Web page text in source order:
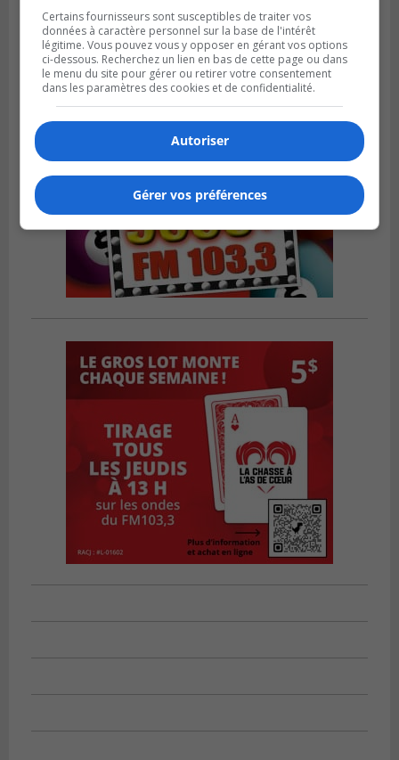
transport adapté
Certains fournisseurs sont susceptibles de traiter vos
données à caractère personnel sur la base de l'intérêt
légitime. Vous pouvez vous y opposer en gérant vos options
ci-dessous. Recherchez un lien en bas de cette page ou dans
le menu du site pour gérer ou retirer votre consentement
dans les paramètres des cookies et de confidentialité.
Autoriser
Gérer vos préférences